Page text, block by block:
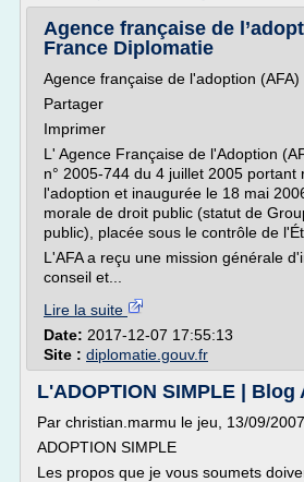
Agence française de
France Diplomatie
Agence française de l'adoption (AFA)
Partager
Imprimer
L' Agence Française de l'Adoption
n° 2005-744 du 4 juillet 2005 portant
l'adoption et inaugurée le 18 mai
morale de droit public (statut de
public), placée sous le contrôle de
L'AFA a reçu une mission générale
conseil et...
Lire la suite
Date: 2017-12-07 17:55:13
Site : diplomatie.gouv.fr
L'ADOPTION SIMPLE | Blog
Par christian.marmu le jeu, 13/09/
ADOPTION SIMPLE
Les propos que je vous soumets